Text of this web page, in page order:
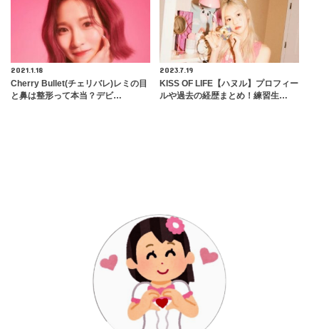
2021.1.18
Cherry Bullet(チェリバレ)レミの目
と鼻は整形って本当？デビ…
2023.7.19
KISS OF LIFE【ハヌル】プロフィー
ルや過去の経歴まとめ！練習生…